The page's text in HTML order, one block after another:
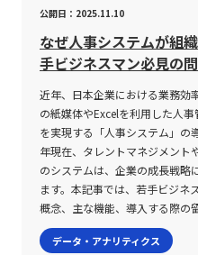
ます。 また、ボラティリティは
短期トレードにおける銘柄選択
らには中長期投資のリスク管理
活用されています。高いボラテ
の上昇や下落が頻発するため、
ドやスキャルピングなどに適し
の銘柄は安定感があり、長期保
要な役割を担うのです。 ボラティリティの注意点 ボラティリティ
はあくまでも市場の価格変動を
依存して投資判断を行うことは
ティリティだけでは株価の上昇
を十分に評価することは困難で
標、ファンダメンタルズ分析な
用語は株式、為替、先物、CFD
金融商品に適用される。 ボラ
大幅な価格上昇または下落が発
状態は価格が安定していること
に、リスクとリターンのバラン
を実施するかの戦略決定に活か
価格変動の大きさだけではなく
などを含む広範な評価項目とし
ては、インプライドボラティリ
リティ（HV）、リアライズド
れ、これらはそれぞれ異なる観
価する。 インプライドボラテ
し、オプション取引における評
公開日：2025.11.10
なぜ人事システムが組
手ビジネスマン必見の
近年、日本企業における業務効
の紙媒体やExcelを利用した人
を実現する「人事システム」の
年現在、タレントマネジメント
のシステムは、企業の成長戦略
ます。本記事では、若手ビジネ
概念、主な機能、導入する際の
向を踏まえた解説を行います。
に対する解決策としてのシステ
データ・アナリティクス